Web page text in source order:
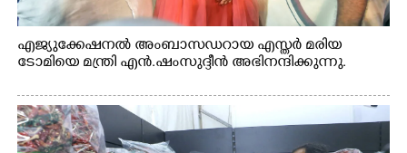
എജ്യുക്കേഷനൽ അംബാസഡറായ എസ്തർ മരിയ
ടോമിയെ മന്ത്രി എൻ.ഷംസുദ്ദീൻ അഭിനന്ദിക്കുന്നു.